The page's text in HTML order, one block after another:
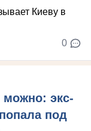
0
можно: экс-
под